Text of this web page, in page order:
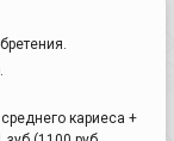
кариеса +